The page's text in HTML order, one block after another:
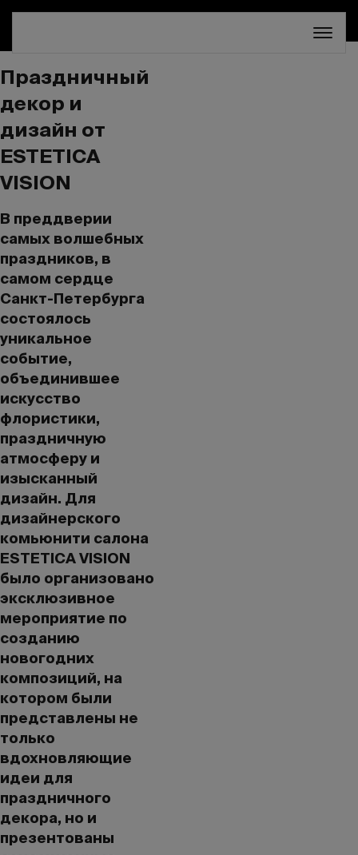
Праздничный
декор и
дизайн от
ESTETICA
VISION
В преддверии
самых волшебных
праздников, в
самом сердце
Санкт-Петербурга
состоялось
уникальное
событие,
объединившее
искусство
флористики,
праздничную
атмосферу и
изысканный
дизайн. Для
дизайнерского
комьюнити салона
ESTETICA VISION
было организовано
эксклюзивное
мероприятие по
созданию
новогодних
композиций, на
котором были
представлены не
только
вдохновляющие
идеи для
праздничного
декора, но и
презентованы